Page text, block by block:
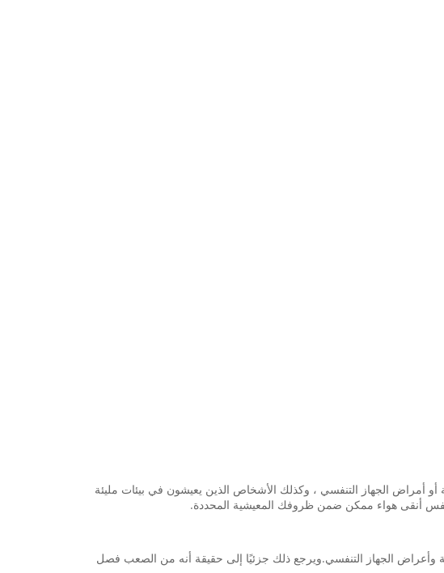
أو أمراض الجهاز التنفسي ، وكذلك الأشخاص الذين يعيشون في بيئات مليئة
أنقى هواء ممكن ضمن ظروفك المعيشية المحددة.
وأعراض الجهاز التنفسي.ويرجع ذلك جزئيًا إلى حقيقة أنه من الصعب فصل